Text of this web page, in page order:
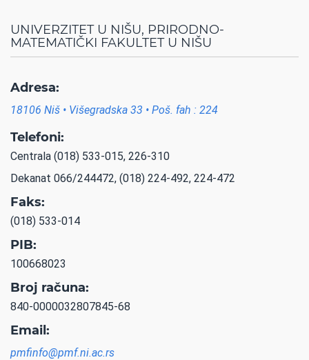
UNIVERZITET U NIŠU, PRIRODNO-
MATEMATIČKI FAKULTET U NIŠU
Adresa:
18106 Niš • Višegradska 33 • Poš. fah : 224
Telefoni:
Centrala (018) 533-015, 226-310
Dekanat 066/244472, (018) 224-492, 224-472
Faks:
(018) 533-014
PIB:
100668023
Broj računa:
840-0000032807845-68
Email:
pmfinfo@pmf.ni.ac.rs